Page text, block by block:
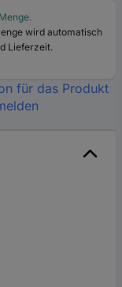
wird automatisch
Lieferzeit.
für das Produkt